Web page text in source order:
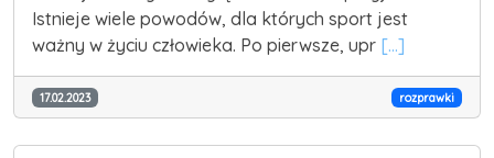
Istnieje wiele powodów, dla których sport jest
ważny w życiu człowieka. Po pierwsze, upr [...]
17.02.2023 rozprawki